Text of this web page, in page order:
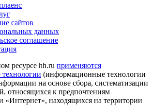
сайтов
данных
соглашение
ресурсе hh.ru применяются
технологии (информационные технологии
на основе сбора, систематизации
относящихся к предпочтениям
«Интернет», находящихся на территории